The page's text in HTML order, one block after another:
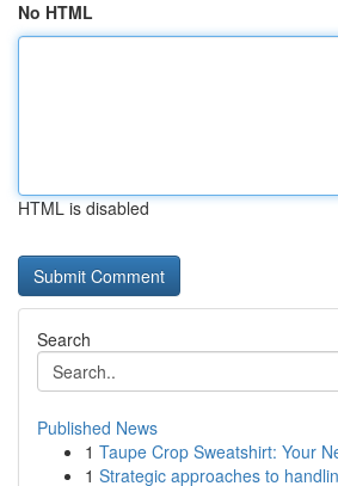
No HTML
HTML is disabled
Search
Published News
1 Taupe Crop Sweatshirt: Your
1 Strategic approaches to